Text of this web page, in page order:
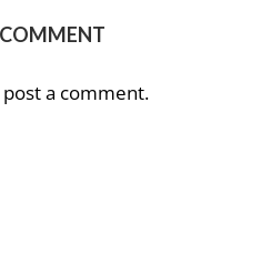
a comment.